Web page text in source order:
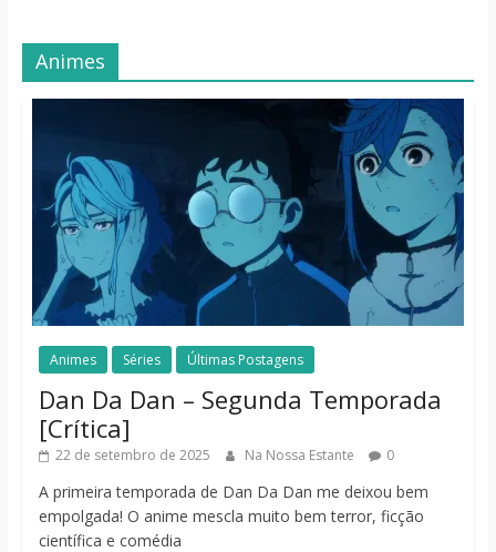
Animes
Animes Séries Últimas Postagens
Dan Da Dan – Segunda Temporada
[Crítica]
22 de setembro de 2025 Na Nossa Estante 0
A primeira temporada de Dan Da Dan me deixou bem
empolgada! O anime mescla muito bem terror, ficção
científica e comédia